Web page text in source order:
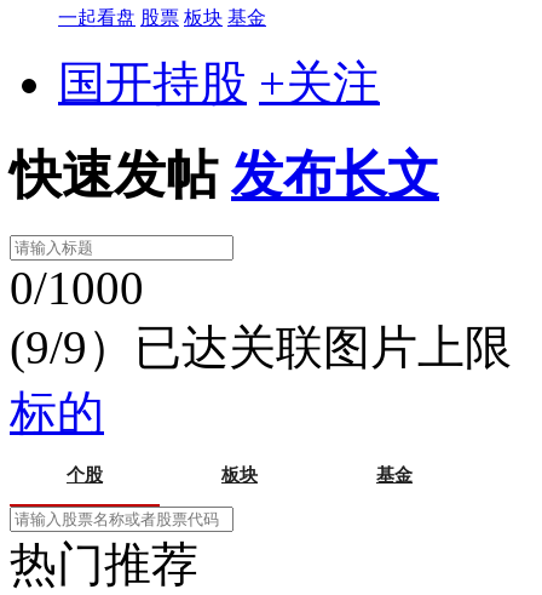
一起看盘 股票 板块 基金
国开持股 +关注
快速发帖 发布长文
0/1000
(9/9）已达关联图片上限
标的
个股 板块 基金
热门推荐